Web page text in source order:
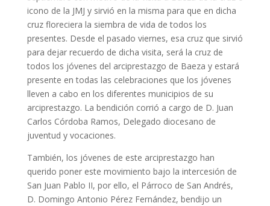
icono de la JMJ y sirvió en la misma para que en dicha
cruz floreciera la siembra de vida de todos los
presentes. Desde el pasado viernes, esa cruz que sirvió
para dejar recuerdo de dicha visita, será la cruz de
todos los jóvenes del arciprestazgo de Baeza y estará
presente en todas las celebraciones que los jóvenes
lleven a cabo en los diferentes municipios de su
arciprestazgo. La bendición corrió a cargo de D. Juan
Carlos Córdoba Ramos, Delegado diocesano de
juventud y vocaciones.
También, los jóvenes de este arciprestazgo han
querido poner este movimiento bajo la intercesión de
San Juan Pablo II, por ello, el Párroco de San Andrés,
D. Domingo Antonio Pérez Fernández, bendijo un